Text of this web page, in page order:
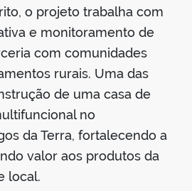
o projeto trabalha com
e monitoramento de
com comunidades
rurais. Uma das
de uma casa de
no
da Terra, fortalecendo a
valor aos produtos da
local.